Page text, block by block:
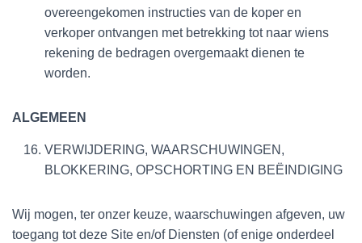
overeengekomen instructies van de koper en
verkoper ontvangen met betrekking tot naar wiens
rekening de bedragen overgemaakt dienen te
worden.
ALGEMEEN
VERWIJDERING, WAARSCHUWINGEN,
BLOKKERING, OPSCHORTING EN BEËINDIGING
Wij mogen, ter onzer keuze, waarschuwingen afgeven, uw
toegang tot deze Site en/of Diensten (of enige onderdeel